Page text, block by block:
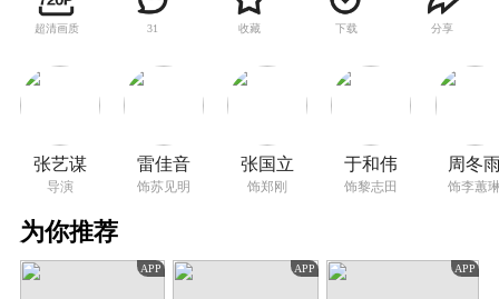
藏尸、扳手砸人、近一百个亿的私相授受和神秘
的“老爷子的资源”等伏笔相继扯出，表面单纯的
超清画质 31 收藏 下载 分享
张艺谋
导演
雷佳音
饰苏见明
张国立
饰郑刚
于和伟
饰黎志田
周冬
饰李蕙
为你推荐
APP APP APP